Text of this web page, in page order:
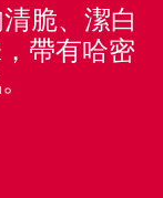
脆、潔白
帶有哈密